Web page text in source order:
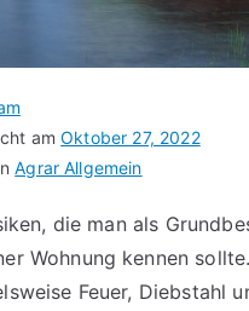
amOktober 27, 2022
Agrar Allgemein
die man als
Wohnung kennen
Feuer, Diebstahl